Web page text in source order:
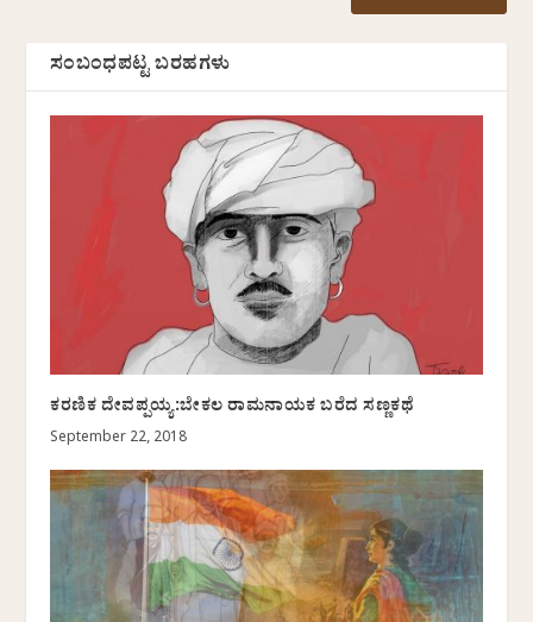
ಸಂಬಂಧಪಟ್ಟ ಬರಹಗಳು
ಕರಣಿಕ ದೇವಪ್ಪಯ್ಯ:ಬೇಕಲ ರಾಮನಾಯಕ ಬರೆದ ಸಣ್ಣಕಥೆ
September 22, 2018